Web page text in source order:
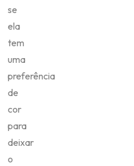
se
ela
tem
uma
preferência
de
cor
para
deixar
o